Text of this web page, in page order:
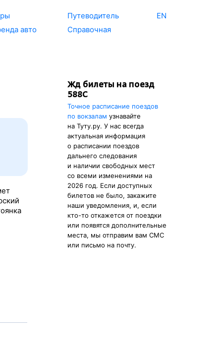
авто
Путеводитель
Справочная
EN
Жд билеты на поезд
588С
Точное расписание поездов
по вокзалам узнавайте
на Туту.ру. У нас всегда
актуальная информация
о расписании поездов
дальнего следования
и наличии свободных мест
со всеми изменениями на
2026 год. Если доступных
билетов не было, закажите
наши уведомления, и, если
кто-то откажется от поездки
или появятся дополнительные
места, мы отправим вам СМС
или письмо на почту.